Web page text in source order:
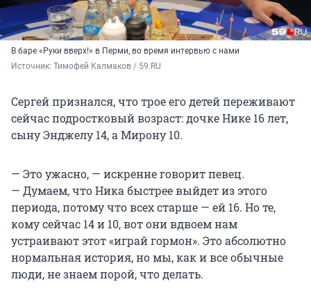
В баре «Руки вверх!» в Перми, во время интервью с нами
Источник: Тимофей Калмаков / 59.RU
Сергей признался, что трое его детей переживают
сейчас подростковый возраст: дочке Нике 16 лет,
сыну Энджелу 14, а Мирону 10.
— Это ужасно, — искренне говорит певец.
— Думаем, что Ника быстрее выйдет из этого
периода, потому что всех старше — ей 16. Но те,
кому сейчас 14 и 10, вот они вдвоем нам
устраивают этот «играй гормон». Это абсолютно
нормальная история, но мы, как и все обычные
люди, не знаем порой, что делать.